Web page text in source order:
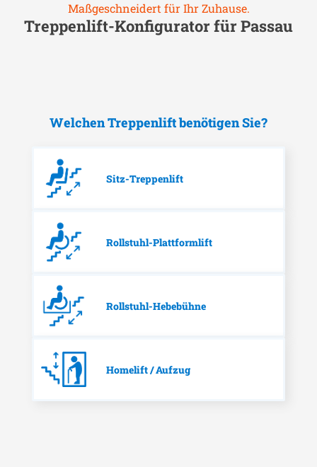
Maßgeschneidert für Ihr Zuhause.
Treppenlift-Konfigurator fürPassau
Welchen Treppenlift benötigen Sie?
Sitz-Treppenlift
Rollstuhl-Plattformlift
Rollstuhl-Hebebühne
Homelift / Aufzug